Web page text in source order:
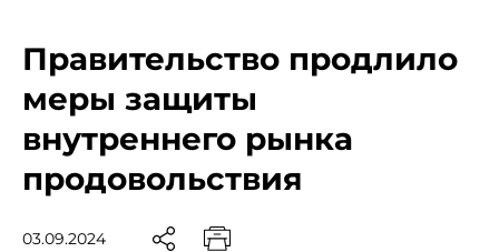
Правительство продлило
меры защиты
внутреннего рынка
продовольствия
03.09.2024